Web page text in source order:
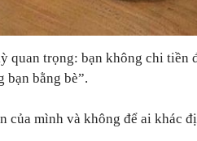
quan trọng: bạn không chi tiền
bạn bằng bè”.
của mình và không để ai khác